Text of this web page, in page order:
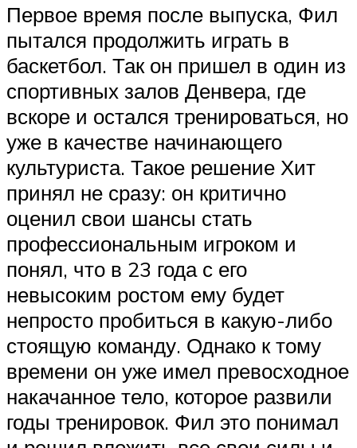
Первое время после выпуска, Фил
пытался продолжить играть в
баскетбол. Так он пришел в один из
спортивных залов Денвера, где
вскоре и остался тренироваться, но
уже в качестве начинающего
культуриста. Такое решение Хит
принял не сразу: он критично
оценил свои шансы стать
профессиональным игроком и
понял, что в 23 года с его
невысоким ростом ему будет
непросто пробиться в какую-либо
стоящую команду. Однако к тому
времени он уже имел превосходное
накачанное тело, которое развили
годы тренировок. Фил это понимал